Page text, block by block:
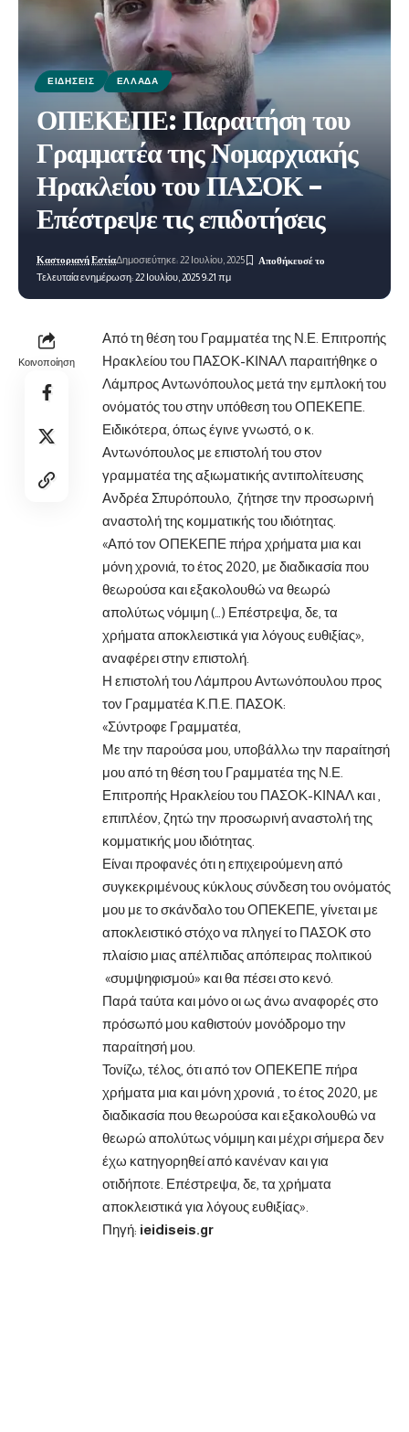
ΕΙΔΉΣΕΙΣ ΕΛΛΆΔΑ
ΟΠΕΚΕΠΕ: Παραιτήση του
Γραμματέα της Νομαρχιακής
Ηρακλείου του ΠΑΣΟΚ –
Επέστρεψε τις επιδοτήσεις
Τελευταία ενημέρωση: 22 Ιουλίου, 2025 9:21 πμ
Καστοριανή ΕστίαΔημοσιεύτηκε: 22 Ιουλίου, 2025
Κοινοποίηση
Από τη θέση του Γραμματέα της Ν.Ε. Επιτροπής
Ηρακλείου του ΠΑΣΟΚ-ΚΙΝΑΛ παραιτήθηκε ο
Λάμπρος Αντωνόπουλος μετά την εμπλοκή του
ονόματός του στην υπόθεση του ΟΠΕΚΕΠΕ.
Ειδικότερα, όπως έγινε γνωστό, ο κ.
Αντωνόπουλος με επιστολή του στον
γραμματέα της αξιωματικής αντιπολίτευσης
Ανδρέα Σπυρόπουλο, ζήτησε την προσωρινή
αναστολή της κομματικής του ιδιότητας.
«Από τον ΟΠΕΚΕΠΕ πήρα χρήματα μια και
μόνη χρονιά, το έτος 2020, με διαδικασία που
θεωρούσα και εξακολουθώ να θεωρώ
απολύτως νόμιμη (…) Επέστρεψα, δε, τα
χρήματα αποκλειστικά για λόγους ευθιξίας»,
αναφέρει στην επιστολή.
Η επιστολή του Λάμπρου Αντωνόπουλου προς
τον Γραμματέα Κ.Π.Ε. ΠΑΣΟΚ:
«Σύντροφε Γραμματέα,
Με την παρούσα μου, υποβάλλω την παραίτησή
μου από τη θέση του Γραμματέα της Ν.Ε.
Επιτροπής Ηρακλείου του ΠΑΣΟΚ-ΚΙΝΑΛ και ,
επιπλέον, ζητώ την προσωρινή αναστολή της
κομματικής μου ιδιότητας.
Είναι προφανές ότι η επιχειρούμενη από
συγκεκριμένους κύκλους σύνδεση του ονόματός
μου με το σκάνδαλο του ΟΠΕΚΕΠΕ, γίνεται με
αποκλειστικό στόχο να πληγεί το ΠΑΣΟΚ στο
πλαίσιο μιας απέλπιδας απόπειρας πολιτικού
«συμψηφισμού» και θα πέσει στο κενό.
Παρά ταύτα και μόνο οι ως άνω αναφορές στο
πρόσωπό μου καθιστούν μονόδρομο την
παραίτησή μου.
Τονίζω, τέλος, ότι από τον ΟΠΕΚΕΠΕ πήρα
χρήματα μια και μόνη χρονιά , το έτος 2020, με
διαδικασία που θεωρούσα και εξακολουθώ να
θεωρώ απολύτως νόμιμη και μέχρι σήμερα δεν
έχω κατηγορηθεί από κανέναν και για
οτιδήποτε. Επέστρεψα, δε, τα χρήματα
αποκλειστικά για λόγους ευθιξίας».
Πηγή: ieidiseis.gr